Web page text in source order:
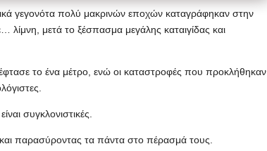
γεγονότα πολύ μακρινών εποχών καταγράφηκαν στην
μετά το ξέσπασμα μεγάλης καταιγίδας και
το ένα μέτρο, ενώ οι καταστροφές που προκλήθηκαν
συγκλονιστικές.
παρασύροντας τα πάντα στο πέρασμά τους.